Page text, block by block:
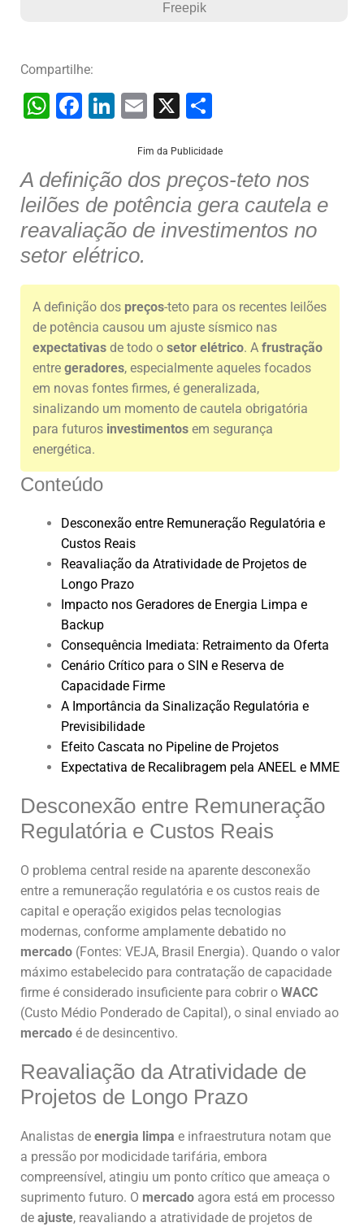
Freepik
Compartilhe:
W
s
A
p
p
F
e
b
o
o
k
Li
e
dI
n
E
ai
l
X
ar
e
Fim da Publicidade
A definição dos preços-teto nos
leilões de potência gera cautela e
reavaliação de investimentos no
setor elétrico.
A definição dos preços-teto para os recentes leilões
de potência causou um ajuste sísmico nas
expectativas de todo o setor elétrico. A frustração
entre geradores, especialmente aqueles focados
em novas fontes firmes, é generalizada,
sinalizando um momento de cautela obrigatória
para futuros investimentos em segurança
energética.
Conteúdo
Desconexão entre Remuneração Regulatória e
Custos Reais
Reavaliação da Atratividade de Projetos de
Longo Prazo
Impacto nos Geradores de Energia Limpa e
Backup
Consequência Imediata: Retraimento da Oferta
Cenário Crítico para o SIN e Reserva de
Capacidade Firme
A Importância da Sinalização Regulatória e
Previsibilidade
Efeito Cascata no Pipeline de Projetos
Expectativa de Recalibragem pela ANEEL e MME
Desconexão entre Remuneração
Regulatória e Custos Reais
O problema central reside na aparente desconexão
entre a remuneração regulatória e os custos reais de
capital e operação exigidos pelas tecnologias
modernas, conforme amplamente debatido no
mercado (Fontes: VEJA, Brasil Energia). Quando o valor
máximo estabelecido para contratação de capacidade
firme é considerado insuficiente para cobrir o WACC
(Custo Médio Ponderado de Capital), o sinal enviado ao
mercado é de desincentivo.
Reavaliação da Atratividade de
Projetos de Longo Prazo
Analistas de energia limpa e infraestrutura notam que
a pressão por modicidade tarifária, embora
compreensível, atingiu um ponto crítico que ameaça o
suprimento futuro. O mercado agora está em processo
de ajuste, reavaliando a atratividade de projetos de